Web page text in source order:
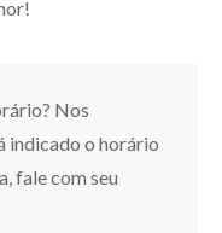
Nos
indicado o horário
fale com seu